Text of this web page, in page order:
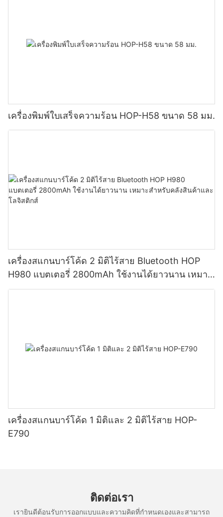
เครื่องพิมพ์ใบเสร็จความร้อน HOP-H58 ขนาด 58 มม.
เครื่องสแกนบาร์โค้ด 2 มิติไร้สาย Bluetooth HOP
H980 แบตเตอรี่ 2800mAh ใช้งานได้ยาวนาน เหมาะ
สำหรับคลังสินค้าและโลจิสติกส์
เครื่องสแกนบาร์โค้ด 1 มิติและ 2 มิติไร้สาย HOP-
E790
ติดต่อเรา
เรายินดีต้อนรับการออกแบบและความคิดที่กำหนดเองและสามารถ